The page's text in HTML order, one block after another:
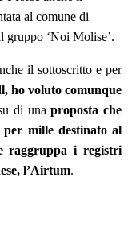
al comune di
gruppo ‘Noi Molise’.
il sottoscritto e per
ho voluto comunque
di unaproposta che
per mille destinato al
raggruppa i registri
l’Airtum.